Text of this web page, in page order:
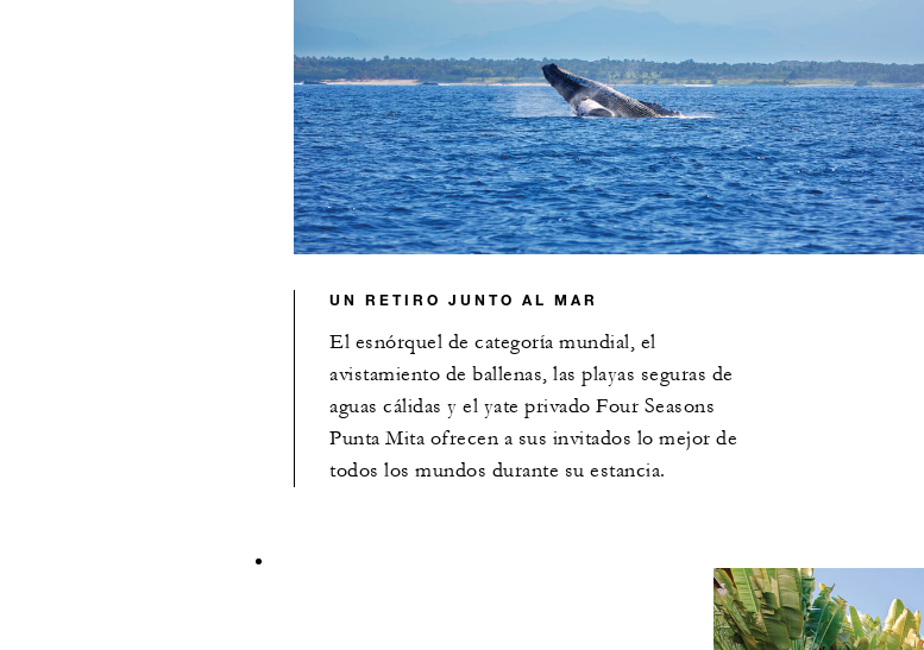
UN RETIRO JUNTO AL MAR
El esnórquel de categoría mundial, el
avistamiento de ballenas, las playas seguras de
aguas cálidas y el yate privado Four Seasons
Punta Mita ofrecen a sus invitados lo mejor de
todos los mundos durante su estancia.